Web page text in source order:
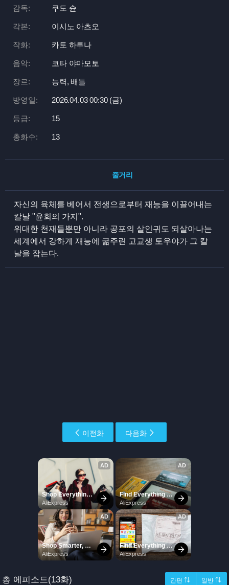
감독: 쿠도 슌
각본: 이시노 아츠오
작화: 카토 하루나
음악: 코타 야마모토
장르: 능력, 배틀
방영일: 2026.04.03 00:30 (금)
등급: 15
총화수: 13
줄거리
자신의 육체를 베어서 전생으로부터 재능을 이끌어내는
칼날 "윤회의 가지".
위대한 천재들뿐만 아니라 공포의 살인귀도 되살아나는
세계에서 강하게 재능에 굶주린 고교생 토우야가 그 칼
날을 잡는다.
이전화 다음화
총 에피소드(13화) 간편 ⇅ 일반 ⇅